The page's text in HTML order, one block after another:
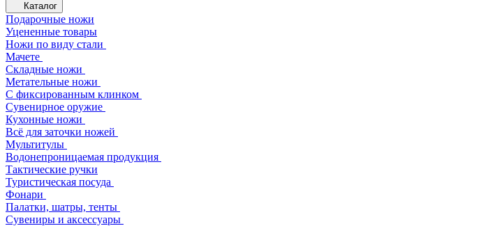
Каталог
Подарочные ножи
Уцененные товары
Ножи по виду стали
Мачете
Складные ножи
Метательные ножи
С фиксированным клинком
Сувенирное оружие
Кухонные ножи
Всё для заточки ножей
Мультитулы
Водонепроницаемая продукция
Тактические ручки
Туристическая посуда
Фонари
Палатки, шатры, тенты
Сувениры и аксессуары